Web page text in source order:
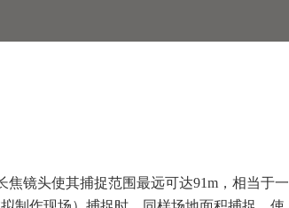
焦镜头使其捕捉范围最远可达91m，相当于一